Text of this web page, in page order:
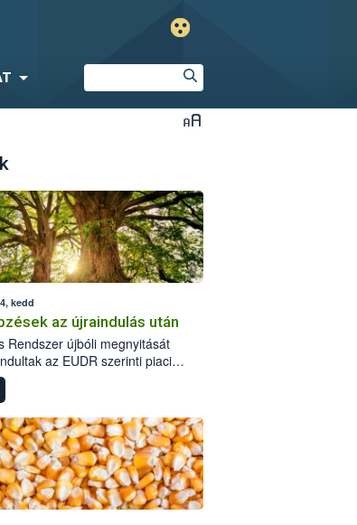
kedd
az újraindulás után
Rendszer újbóli megnyitását
az EUDR szerinti piaci
online képzések.